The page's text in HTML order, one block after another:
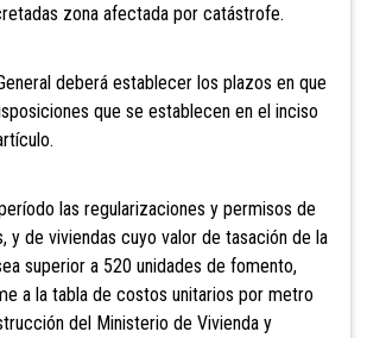
zona afectada por catástrofe.
deberá establecer los plazos en que
que se establecen en el inciso
las regularizaciones y permisos de
y de viviendas cuyo valor de tasación de la
superior a 520 unidades de fomento,
a la tabla de costos unitarios por metro
del Ministerio de Vivienda y